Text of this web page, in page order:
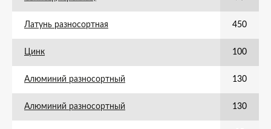
Латунь разносортная 450
Цинк 100
Алюминий разносортный 130
Алюминий разносортный 130